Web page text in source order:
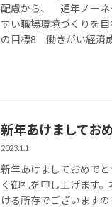
配慮から、「通年ノー
すい職場環境づくりを目
の目標8「働きがい経済
新年あけましてお
2023.1.1
新年あけましておめで
く御礼を申し上げます
ける所存でございます